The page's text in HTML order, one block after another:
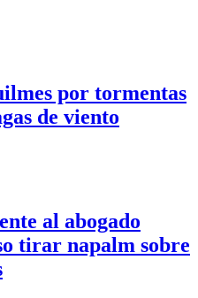
por tormentas
de viento
al abogado
tirar napalm sobre